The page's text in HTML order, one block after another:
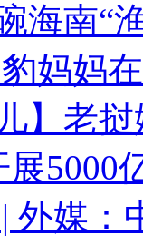
海南“
妈妈
】老
5000
外媒：